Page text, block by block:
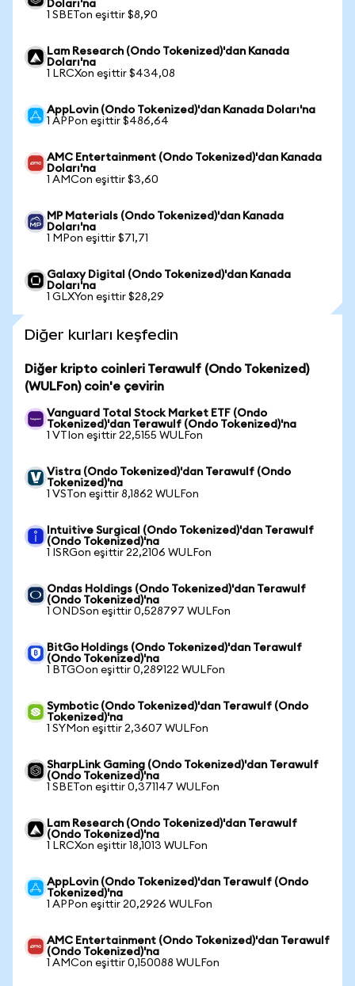
Doları'na
1 SBETon eşittir $8,90
Lam Research (Ondo Tokenized)'dan Kanada
Doları'na
1 LRCXon eşittir $434,08
AppLovin (Ondo Tokenized)'dan Kanada Doları'na
1 APPon eşittir $486,64
AMC Entertainment (Ondo Tokenized)'dan Kanada
Doları'na
1 AMCon eşittir $3,60
MP Materials (Ondo Tokenized)'dan Kanada
Doları'na
1 MPon eşittir $71,71
Galaxy Digital (Ondo Tokenized)'dan Kanada
Doları'na
1 GLXYon eşittir $28,29
Diğer kurları keşfedin
Diğer kripto coinleri Terawulf (Ondo Tokenized)
(WULFon) coin'e çevirin
Vanguard Total Stock Market ETF (Ondo
Tokenized)'dan Terawulf (Ondo Tokenized)'na
1 VTIon eşittir 22,5155 WULFon
Vistra (Ondo Tokenized)'dan Terawulf (Ondo
Tokenized)'na
1 VSTon eşittir 8,1862 WULFon
Intuitive Surgical (Ondo Tokenized)'dan Terawulf
(Ondo Tokenized)'na
1 ISRGon eşittir 22,2106 WULFon
Ondas Holdings (Ondo Tokenized)'dan Terawulf
(Ondo Tokenized)'na
1 ONDSon eşittir 0,528797 WULFon
BitGo Holdings (Ondo Tokenized)'dan Terawulf
(Ondo Tokenized)'na
1 BTGOon eşittir 0,289122 WULFon
Symbotic (Ondo Tokenized)'dan Terawulf (Ondo
Tokenized)'na
1 SYMon eşittir 2,3607 WULFon
SharpLink Gaming (Ondo Tokenized)'dan Terawulf
(Ondo Tokenized)'na
1 SBETon eşittir 0,371147 WULFon
Lam Research (Ondo Tokenized)'dan Terawulf
(Ondo Tokenized)'na
1 LRCXon eşittir 18,1013 WULFon
AppLovin (Ondo Tokenized)'dan Terawulf (Ondo
Tokenized)'na
1 APPon eşittir 20,2926 WULFon
AMC Entertainment (Ondo Tokenized)'dan Terawulf
(Ondo Tokenized)'na
1 AMCon eşittir 0,150088 WULFon